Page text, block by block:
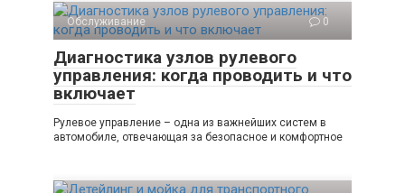
Обслуживание 0
Диагностика узлов рулевого
управления: когда проводить и что
включает
Рулевое управление – одна из важнейших систем в
автомобиле, отвечающая за безопасное и комфортное